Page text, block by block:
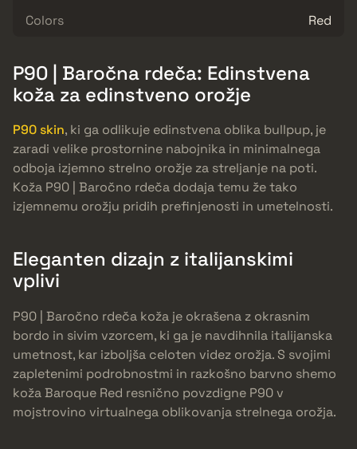
Colors
Red
P90 | Baročna rdeča: Edinstvena
koža za edinstveno orožje
P90 skin, ki ga odlikuje edinstvena oblika bullpup, je
zaradi velike prostornine nabojnika in minimalnega
odboja izjemno strelno orožje za streljanje na poti.
Koža P90 | Baročno rdeča dodaja temu že tako
izjemnemu orožju pridih prefinjenosti in umetelnosti.
Eleganten dizajn z italijanskimi
vplivi
P90 | Baročno rdeča koža je okrašena z okrasnim
bordo in sivim vzorcem, ki ga je navdihnila italijanska
umetnost, kar izboljša celoten videz orožja. S svojimi
zapletenimi podrobnostmi in razkošno barvno shemo
koža Baroque Red resnično povzdigne P90 v
mojstrovino virtualnega oblikovanja strelnega orožja.